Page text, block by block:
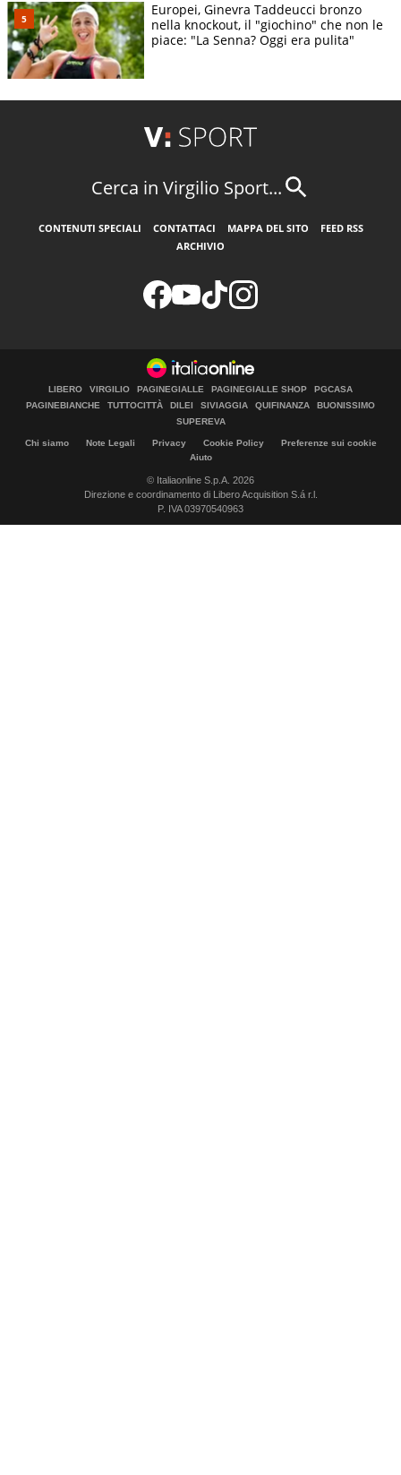
Europei, Ginevra Taddeucci bronzo
nella knockout, il "giochino" che non le
piace: "La Senna? Oggi era pulita"
Cerca in Virgilio Sport...
CONTENUTI SPECIALI CONTATTACI MAPPA DEL SITO
FEED RSS
ARCHIVIO
LIBERO VIRGILIO PAGINEGIALLE PAGINEGIALLE SHOP
PGCASA
PAGINEBIANCHE
TUTTOCITTÀ DILEI SIVIAGGIA QUIFINANZA
BUONISSIMO
SUPEREVA
Chi siamo Note Legali Privacy Cookie Policy
Preferenze sui cookie
Aiuto
© Italiaonline S.p.A. 2026
Direzione e coordinamento di Libero Acquisition S.á r.l.
P. IVA 03970540963